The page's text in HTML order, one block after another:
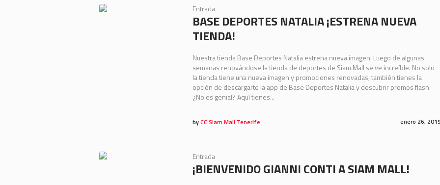
Entrada
BASE DEPORTES NATALIA ¡ESTRENA NUEVA
TIENDA!
Nuestra tienda Base Deportes Natalia estrena nueva imagen. Luego de algunas
semanas renovándose la tienda de deportes de Siam Mall se ve increíble. No solo
la tienda tiene una nueva imagen y promociones renovadas, también tienes la
opción de descargarte la app de Base Deportes Natalia y descubrir promos flash
¿No es genial? Aquí tienes...
enero 26,
byCC Siam Mall Tenerife
Entrada
¡BIENVENIDO GIANNI CONTI A SIAM MALL!